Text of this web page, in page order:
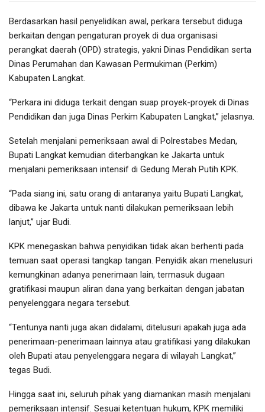
Berdasarkan hasil penyelidikan awal, perkara tersebut diduga
berkaitan dengan pengaturan proyek di dua organisasi
perangkat daerah (OPD) strategis, yakni Dinas Pendidikan serta
Dinas Perumahan dan Kawasan Permukiman (Perkim)
Kabupaten Langkat.
“Perkara ini diduga terkait dengan suap proyek-proyek di Dinas
Pendidikan dan juga Dinas Perkim Kabupaten Langkat,” jelasnya.
Setelah menjalani pemeriksaan awal di Polrestabes Medan,
Bupati Langkat kemudian diterbangkan ke Jakarta untuk
menjalani pemeriksaan intensif di Gedung Merah Putih KPK.
“Pada siang ini, satu orang di antaranya yaitu Bupati Langkat,
dibawa ke Jakarta untuk nanti dilakukan pemeriksaan lebih
lanjut,” ujar Budi.
KPK menegaskan bahwa penyidikan tidak akan berhenti pada
temuan saat operasi tangkap tangan. Penyidik akan menelusuri
kemungkinan adanya penerimaan lain, termasuk dugaan
gratifikasi maupun aliran dana yang berkaitan dengan jabatan
penyelenggara negara tersebut.
“Tentunya nanti juga akan didalami, ditelusuri apakah juga ada
penerimaan-penerimaan lainnya atau gratifikasi yang dilakukan
oleh Bupati atau penyelenggara negara di wilayah Langkat,”
tegas Budi.
Hingga saat ini, seluruh pihak yang diamankan masih menjalani
pemeriksaan intensif. Sesuai ketentuan hukum, KPK memiliki